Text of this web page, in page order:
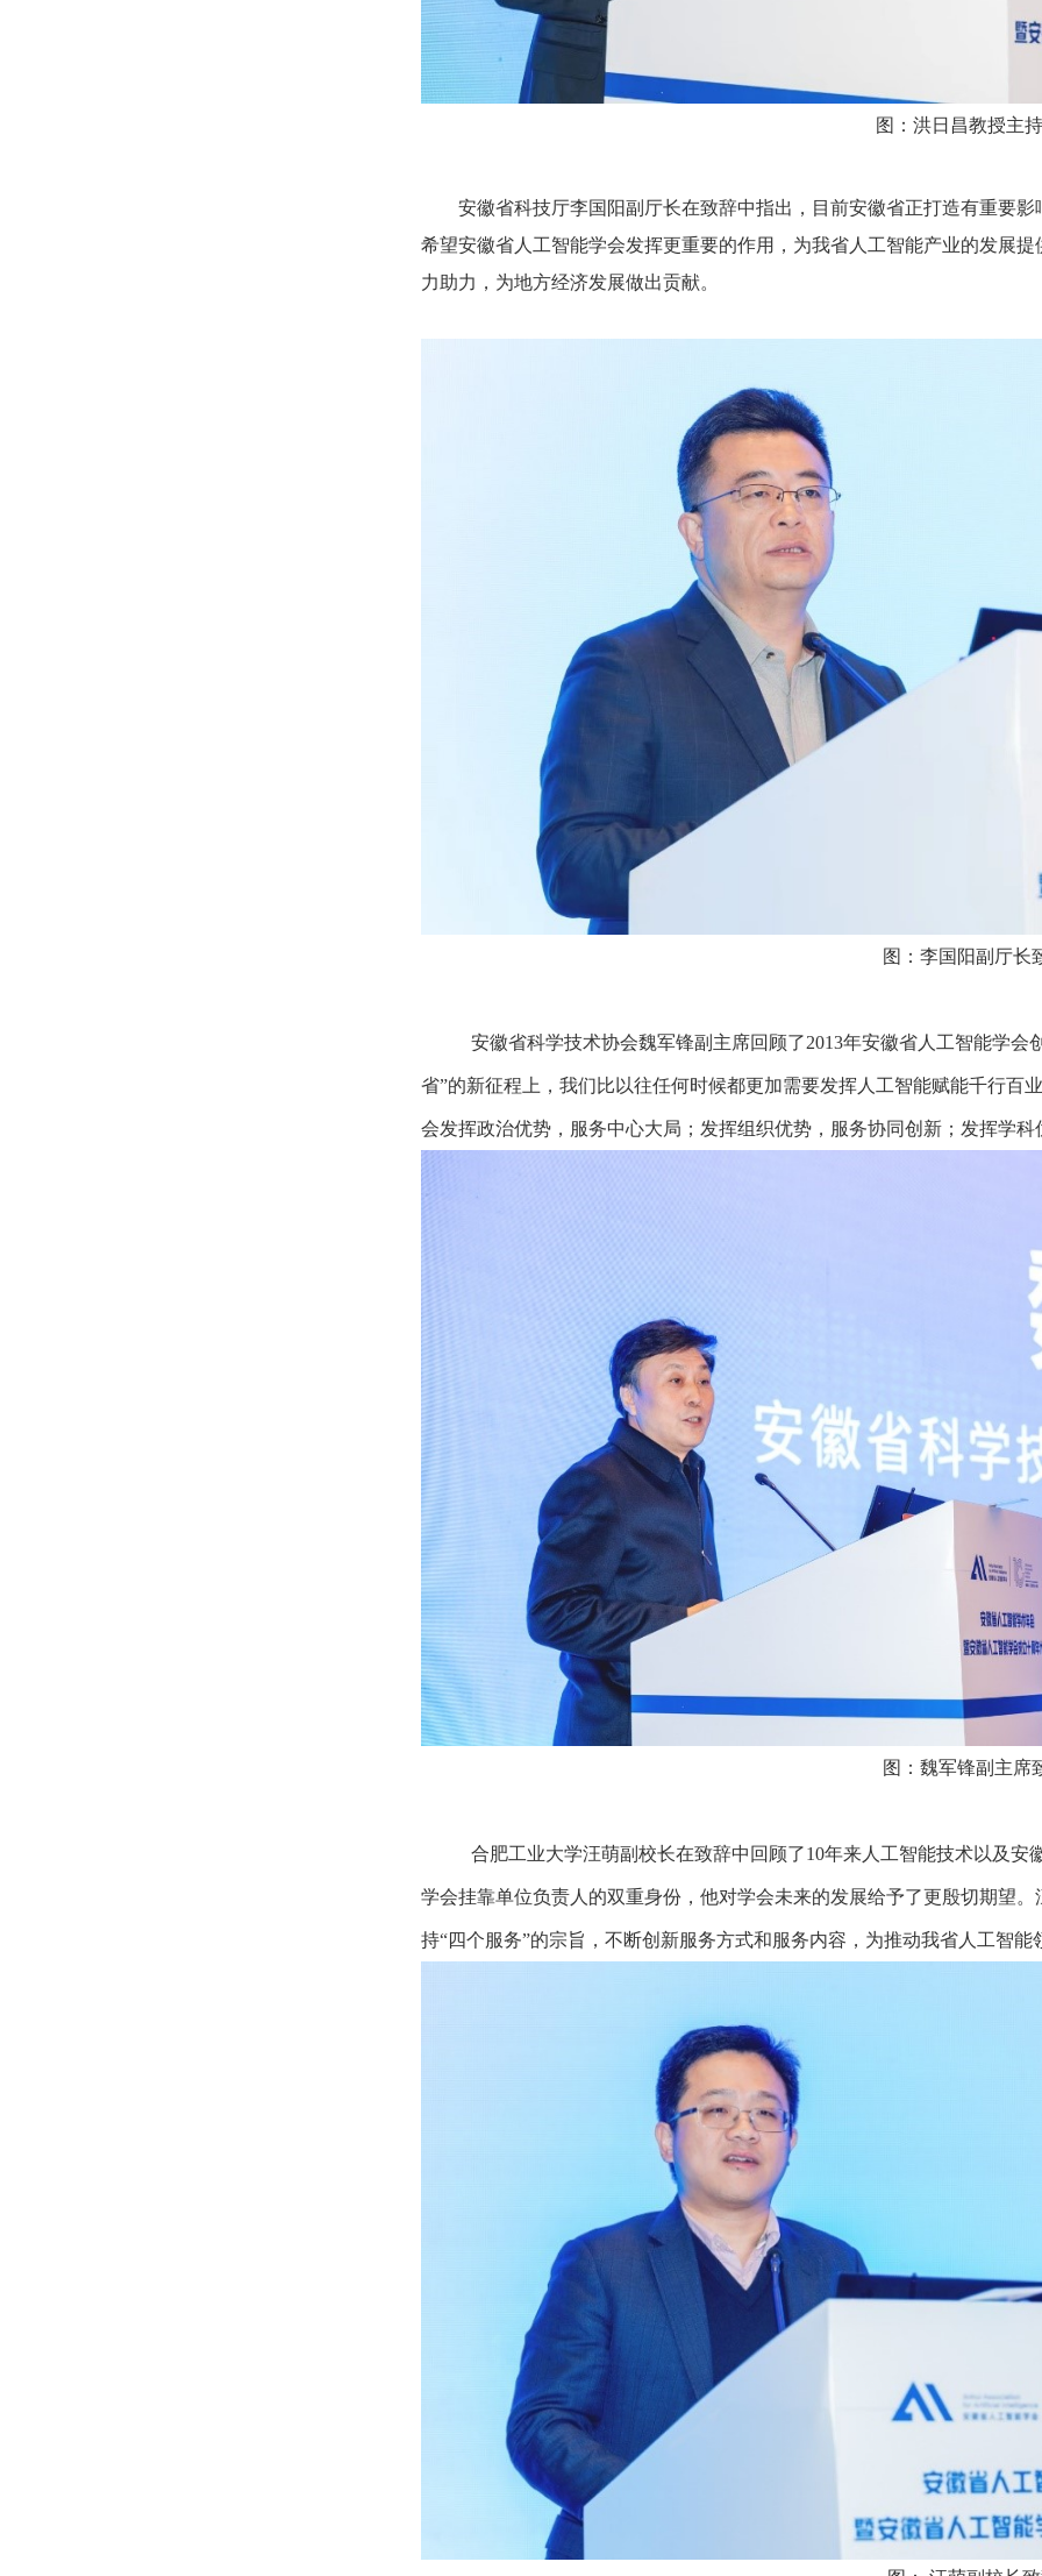
图：洪日昌教授主
安徽省科技厅李国阳副厅长在致辞中指出，目前安徽省正打造有重要
希望安徽省人工智能学会发挥更重要的作用，为我省人工智能产业的发展
力助力，为地方经济发展做出贡献。
图：李国阳副厅长
安徽省科学技术协会魏军锋副主席回顾了2013年安徽省人工智能学
省”的新征程上，我们比以往任何时候都更加需要发挥人工智能赋能千行百
会发挥政治优势，服务中心大局；发挥组织优势，服务协同创新；发挥学
图：魏军锋副主席
合肥工业大学汪萌副校长在致辞中回顾了10年来人工智能技术以及
学会挂靠单位负责人的双重身份，他对学会未来的发展给予了更殷切期望
持“四个服务”的宗旨，不断创新服务方式和服务内容，为推动我省人工智